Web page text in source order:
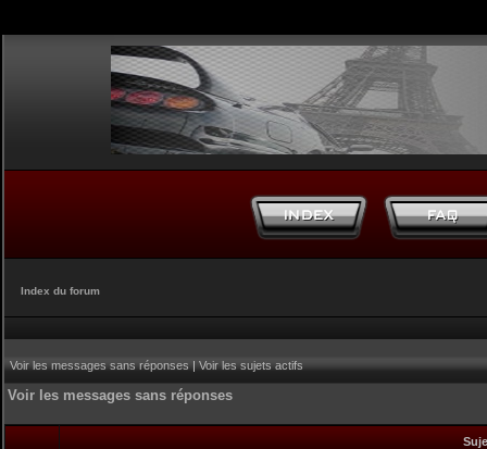
Index du forum
Voir les messages sans réponses|Voir les sujets actifs
Voir les messages sans réponses